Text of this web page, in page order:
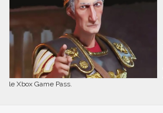
le Xbox Game Pass.